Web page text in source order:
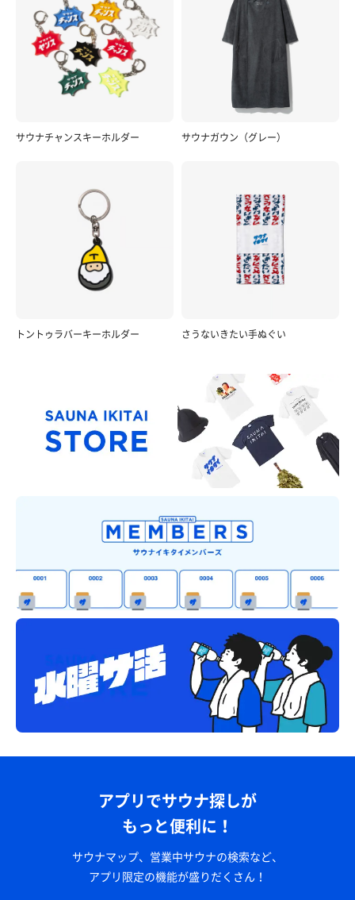
やきとり ホッピー
鶴の湯のすぐ目の前。車じゃなければ寄りたかった〜
サウナチャンスキーホルダー サウナガウン（グレー）
トントゥラバーキーホルダー さうないきたい手ぬぐい
アプリでサウナ探しが
もっと便利に！
サウナマップ、営業中サウナの検索など、
アプリ限定の機能が盛りだくさん！